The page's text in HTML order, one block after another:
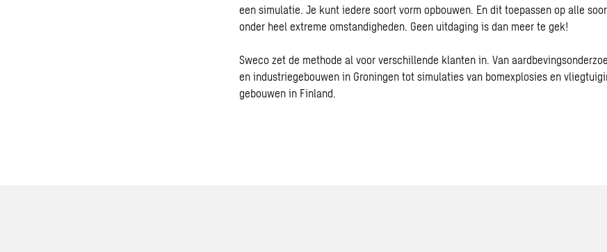
een simulatie. Je kunt iedere soort vorm opbouwen. En dit toepassen op alle
onder heel extreme omstandigheden. Geen uitdaging is dan meer te gek!
Sweco zet de methode al voor verschillende klanten in. Van
en industriegebouwen in Groningen tot simulaties van bomexplosies en
gebouwen in Finland.